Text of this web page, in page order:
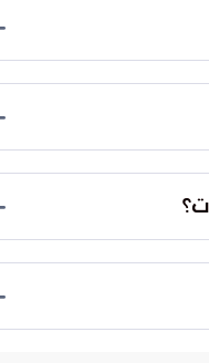
وفقاً للمبادرة
والقانونية
دول المجلس للحفاظ
النظام الدولي